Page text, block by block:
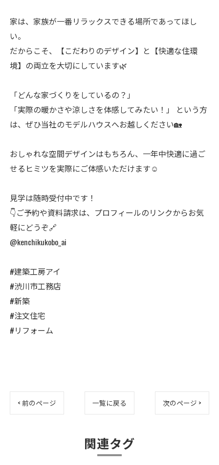
家は、家族が一番リラックスできる場所であってほし
い。
だからこそ、【こだわりのデザイン】と【快適な住環
境】の両立を大切にしています🌿
「どんな家づくりをしているの？」
「実際の暖かさや涼しさを体感してみたい！」 という方
は、ぜひ当社のモデルハウスへお越しください🏡
おしゃれな空間デザインはもちろん、一年中快適に過ご
せるヒミツを実際にご体感いただけます☺️
見学は随時受付中です！
👇ご予約や資料請求は、プロフィールのリンクからお気
軽にどうぞ🔗
@kenchikukobo_ai
#建築工房アイ
#渋川市工務店
#新築
#注文住宅
#リフォーム
< 前のページ 一覧に戻る 次のページ >
関連タグ